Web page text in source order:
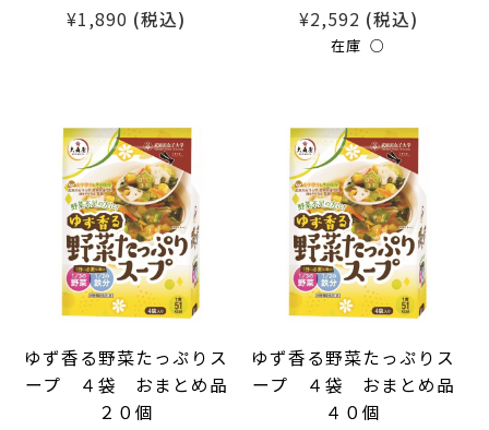
¥1,890 (税込) ¥2,592 (税込)
在庫 ○
ゆず香る野菜たっぷりス
ープ ４袋 おまとめ品
２０個
ゆず香る野菜たっぷりス
ープ ４袋 おまとめ品
４０個